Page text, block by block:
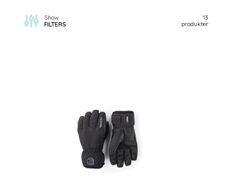
Show
FILTERS
13
produkter